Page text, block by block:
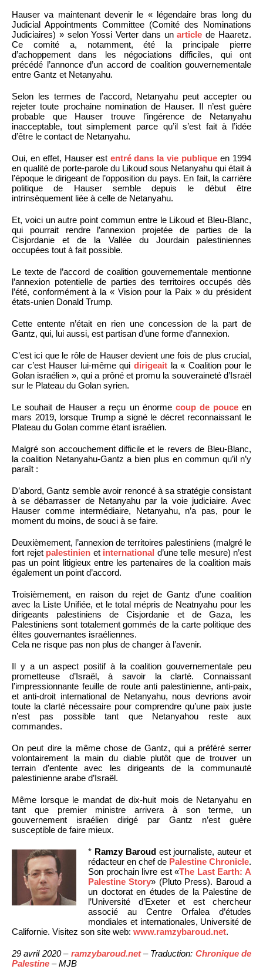
Hauser va maintenant devenir le « légendaire bras long du
Judicial Appointments Committee (Comité des Nominations
Judiciaires) » selon Yossi Verter dans unarticle de Haaretz.
Ce comité a, notamment, été la principale pierre
d’achoppement dans les négociations difficiles, qui ont
précédé l’annonce d’un accord de coalition gouvernementale
entre Gantz et Netanyahu.
Selon les termes de l’accord, Netanyahu peut accepter ou
rejeter toute prochaine nomination de Hauser. Il n’est guère
probable que Hauser trouve l’ingérence de Netanyahu
inacceptable, tout simplement parce qu’il s’est fait à l’idée
d’être le contact de Netanyahu.
Oui, en effet, Hauser est entré dans la vie publique en 1994
en qualité de porte-parole du Likoud sous Netanyahu qui était à
l’époque le dirigeant de l’opposition du pays. En fait, la carrière
politique de Hauser semble depuis le début être
intrinsèquement liée à celle de Netanyahu.
Et, voici un autre point commun entre le Likoud et Bleu-Blanc,
qui pourrait rendre l’annexion projetée de parties de la
Cisjordanie et de la Vallée du Jourdain palestiniennes
occupées tout à fait possible.
Le texte de l’accord de coalition gouvernementale mentionne
l’annexion potentielle de parties des territoires occupés dès
l’été, conformément à la « Vision pour la Paix » du président
états-unien Donald Trump.
Cette entente n’était en rien une concession de la part de
Gantz, qui, lui aussi, est partisan d’une forme d’annexion.
C’est ici que le rôle de Hauser devient une fois de plus crucial,
car c’est Hauser lui-même qui dirigeait la « Coalition pour le
Golan israélien », qui a prôné et promu la souveraineté d’Israël
sur le Plateau du Golan syrien.
Le souhait de Hauser a reçu un énorme coup de pouceen
mars 2019, lorsque Trump a signé le décret reconnaissant le
Plateau du Golan comme étant israélien.
Malgré son accouchement difficile et le revers de Bleu-Blanc,
la coalition Netanyahu-Gantz a bien plus en commun qu’il n’y
paraît :
D’abord, Gantz semble avoir renoncé à sa stratégie consistant
à se débarrasser de Netanyahu par la voie judiciaire. Avec
Hauser comme intermédiaire, Netanyahu, n’a pas, pour le
moment du moins, de souci à se faire.
Deuxièmement, l’annexion de territoires palestiniens (malgré le
fort rejet palestinien et international d’une telle mesure) n’est
pas un point litigieux entre les partenaires de la coalition mais
également un point d’accord.
Troisièmement, en raison du rejet de Gantz d’une coalition
avec la Liste Unifiée, et le total mépris de Neatnyahu pour les
dirigeants palestiniens de Cisjordanie et de Gaza, les
Palestiniens sont totalement gommés de la carte politique des
élites gouvernantes israéliennes.
Cela ne risque pas non plus de changer à l’avenir.
Il y a un aspect positif à la coalition gouvernementale peu
prometteuse d’Israël, à savoir la clarté. Connaissant
l’impressionnante feuille de route anti palestinienne, anti-paix,
et anti-droit international de Netanyahu, nous devrions avoir
toute la clarté nécessaire pour comprendre qu’une paix juste
n’est pas possible tant que Netanyahou reste aux
commandes.
On peut dire la même chose de Gantz, qui a préféré serrer
volontairement la main du diable plutôt que de trouver un
terrain d’entente avec les dirigeants de la communauté
palestinienne arabe d’Israël.
Même lorsque le mandat de dix-huit mois de Netanyahu en
tant que premier ministre arrivera à son terme, un
gouvernement israélien dirigé par Gantz n’est guère
susceptible de faire mieux.
* Ramzy Baroudest journaliste, auteur et
rédacteur en chef de Palestine Chronicle.
Son prochain livre est «The Last Earth: A
Palestine Story» (Pluto Press). Baroud a
un doctorat en études de la Palestine de
l’Université d’Exeter et est chercheur
associé au Centre Orfalea d’études
mondiales et internationales, Université de
Californie. Visitez son site web: www.ramzybaroud.net.
29 avril 2020 – ramzybaroud.net– Traduction: Chronique de
Palestine – MJB